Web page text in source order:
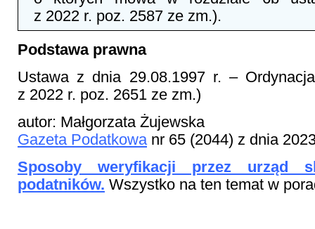
z 2022 r. poz. 2587 ze zm.).
Podstawa prawna
Ustawa z dnia 29.08.1997 r. –
z 2022 r. poz. 2651 ze zm.)
autor: Małgorzata Żujewska
Gazeta Podatkowanr 65 (2044) z dnia
Sposoby weryfikacji przez urząd
podatników. Wszystko na ten temat w